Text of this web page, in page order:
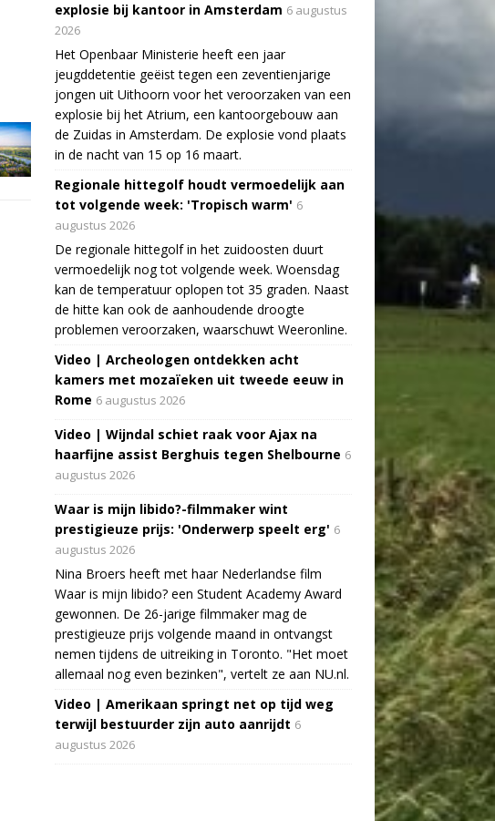
explosie bij kantoor in Amsterdam 6 augustus
2026
Het Openbaar Ministerie heeft een jaar
jeugddetentie geëist tegen een zeventienjarige
jongen uit Uithoorn voor het veroorzaken van een
explosie bij het Atrium, een kantoorgebouw aan
de Zuidas in Amsterdam. De explosie vond plaats
in de nacht van 15 op 16 maart.
Regionale hittegolf houdt vermoedelijk aan
tot volgende week: 'Tropisch warm' 6
augustus 2026
De regionale hittegolf in het zuidoosten duurt
vermoedelijk nog tot volgende week. Woensdag
kan de temperatuur oplopen tot 35 graden. Naast
de hitte kan ook de aanhoudende droogte
problemen veroorzaken, waarschuwt Weeronline.
Video | Archeologen ontdekken acht
kamers met mozaïeken uit tweede eeuw in
Rome 6 augustus 2026
Video | Wijndal schiet raak voor Ajax na
haarfijne assist Berghuis tegen Shelbourne 6
augustus 2026
Waar is mijn libido?-filmmaker wint
prestigieuze prijs: 'Onderwerp speelt erg' 6
augustus 2026
Nina Broers heeft met haar Nederlandse film
Waar is mijn libido? een Student Academy Award
gewonnen. De 26-jarige filmmaker mag de
prestigieuze prijs volgende maand in ontvangst
nemen tijdens de uitreiking in Toronto. "Het moet
allemaal nog even bezinken", vertelt ze aan NU.nl.
Video | Amerikaan springt net op tijd weg
terwijl bestuurder zijn auto aanrijdt 6
augustus 2026